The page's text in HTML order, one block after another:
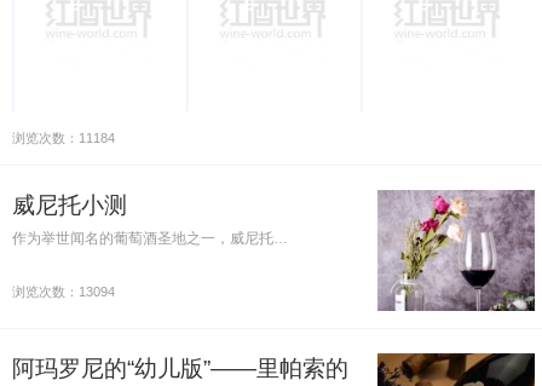
浏览次数：11184
威尼托小测
作为举世闻名的葡萄酒圣地之一，威尼托…
浏览次数：13094
阿玛罗尼的“幼儿版”——里帕索的